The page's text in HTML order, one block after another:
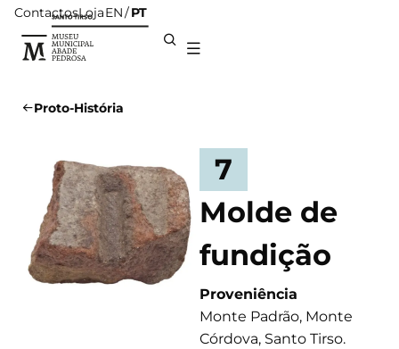
ContactosLojaEN PT
Proto-História
7
Molde de
fundição
Proveniência
Monte Padrão, Monte
Córdova, Santo Tirso.